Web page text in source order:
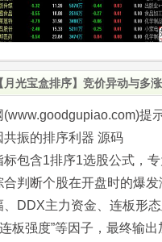
月光宝盒排序】竞价异动与多
(www.goodgupiao.com)提
共振的排序利器 源码
标包含1排序1选股公式，
合判断个股在开盘时的爆
、DDX主力资金、连板形态
连板强度”等因子，最终输